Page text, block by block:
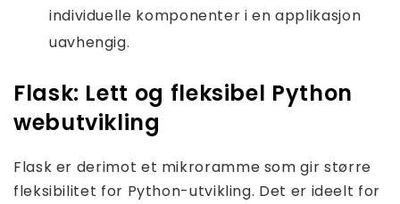
individuelle komponenter i en applikasjon
uavhengig.
Flask: Lett og fleksibel Python
webutvikling
Flask er derimot et mikroramme som gir større
fleksibilitet for Python-utvikling. Det er ideelt for